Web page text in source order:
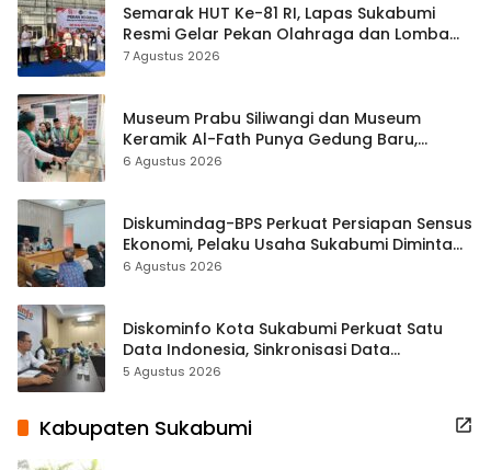
Semarak HUT Ke-81 RI, Lapas Sukabumi
Resmi Gelar Pekan Olahraga dan Lomba
Tradisional
7 Agustus 2026
Museum Prabu Siliwangi dan Museum
Keramik Al-Fath Punya Gedung Baru,
Hampir 500 Koleksi Dipisahkan
6 Agustus 2026
Diskumindag-BPS Perkuat Persiapan Sensus
Ekonomi, Pelaku Usaha Sukabumi Diminta
Terbuka Beri Data
6 Agustus 2026
Diskominfo Kota Sukabumi Perkuat Satu
Data Indonesia, Sinkronisasi Data
Kewilayahan Dikebut
5 Agustus 2026
Kabupaten Sukabumi